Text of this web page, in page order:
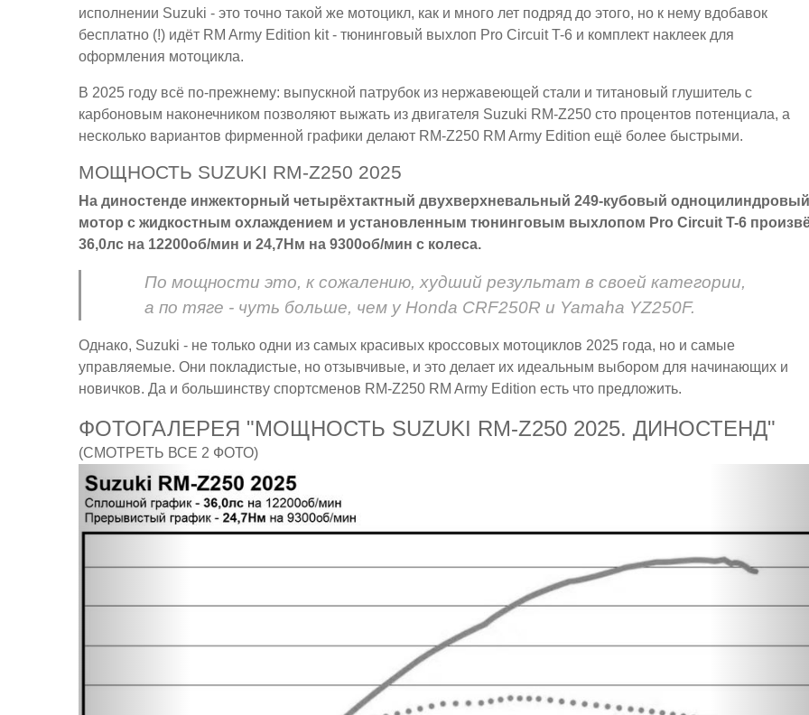
исполнении Suzuki - это точно такой же мотоцикл, как и много лет подряд до этого, но к нему вдобавок
бесплатно (!) идёт RM Army Edition kit - тюнинговый выхлоп Pro Circuit T-6 и комплект наклеек для
оформления мотоцикла.
В 2025 году всё по-прежнему: выпускной патрубок из нержавеющей стали и титановый глушитель с
карбоновым наконечником позволяют выжать из двигателя Suzuki RM-Z250 сто процентов потенциала, а
несколько вариантов фирменной графики делают RM-Z250 RM Army Edition ещё более быстрыми.
МОЩНОСТЬ SUZUKI RM-Z250 2025
На диностенде инжекторный четырёхтактный двухверхневальный 249-кубовый одноцилиндровый
мотор с жидкостным охлаждением и установленным тюнинговым выхлопом Pro Circuit T-6
36,0лс на 12200об/мин и 24,7Нм на 9300об/мин с колеса.
По мощности это, к сожалению, худший результат в своей категории,
а по тяге - чуть больше, чем у Honda CRF250R и Yamaha YZ250F.
Однако, Suzuki - не только одни из самых красивых кроссовых мотоциклов 2025 года, но и самые
управляемые. Они покладистые, но отзывчивые, и это делает их идеальным выбором для начинающих и
новичков. Да и большинству спортсменов RM-Z250 RM Army Edition есть что предложить.
ФОТОГАЛЕРЕЯ "МОЩНОСТЬ SUZUKI RM-Z250 2025. ДИНОСТЕНД"
(СМОТРЕТЬ ВСЕ 2 ФОТО)